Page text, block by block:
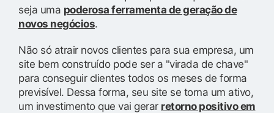
seja uma poderosa ferramenta de geração de
novos negócios.
Não só atrair novos clientes para sua empresa, um
site bem construído pode ser a "virada de chave"
para conseguir clientes todos os meses de forma
previsível. Dessa forma, seu site se torna um ativo,
um investimento que vai gerar retorno positivo em